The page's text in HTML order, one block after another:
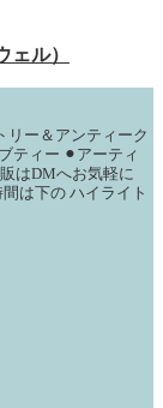
リー＆アンティーク
ティー ⚫︎アーティ
はDMへお気軽に
は下の ハイライト